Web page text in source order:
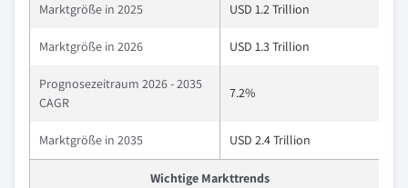
Marktgröße in 2025 USD 1.2 Trillion
Marktgröße in 2026 USD 1.3 Trillion
Prognosezeitraum 2026 - 2035
CAGR
7.2%
Marktgröße in 2035 USD 2.4 Trillion
Wichtige Markttrends